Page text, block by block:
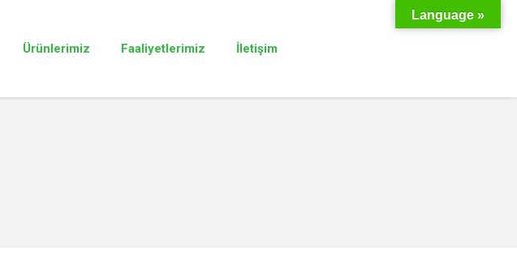
Ürünlerimiz Faaliyetlerimiz İletişim
Language »